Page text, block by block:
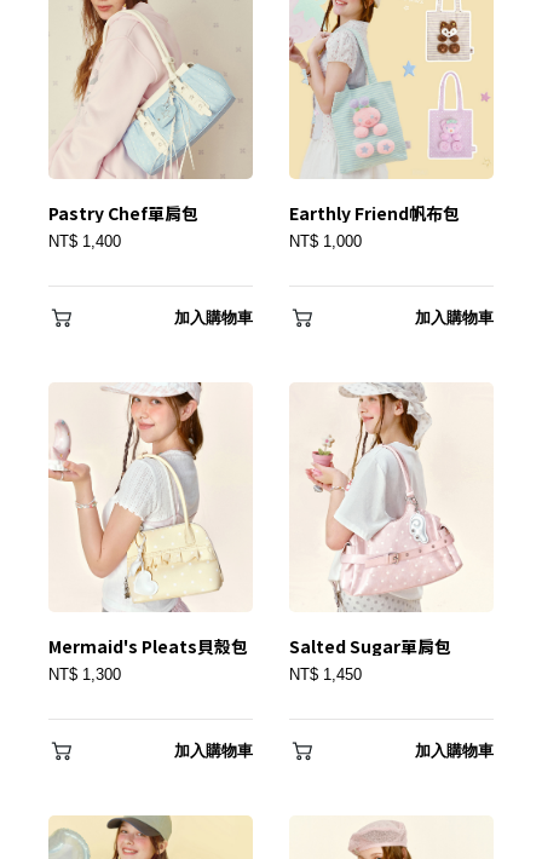
Pastry Chef單肩包
NT$ 1,400
加入購物車
Earthly Friend帆布包
NT$ 1,000
加入購物車
Mermaid's Pleats貝殼包
NT$ 1,300
加入購物車
Salted Sugar單肩包
NT$ 1,450
加入購物車